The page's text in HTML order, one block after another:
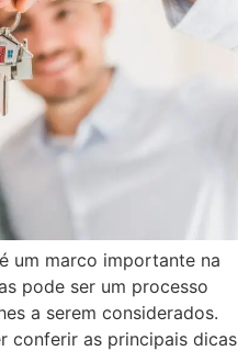
um marco importante na
pode ser um processo
a serem considerados.
conferir as principais dicas